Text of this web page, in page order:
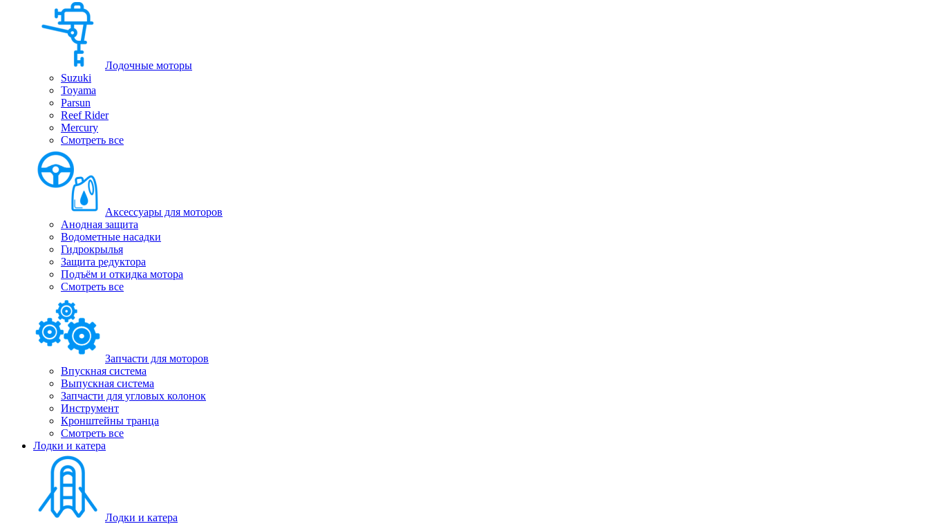
Лодочные моторы
Suzuki
Toyama
Parsun
Reef Rider
Mercury
Смотреть все
Аксессуары для моторов
Анодная защита
Водометные насадки
Гидрокрылья
Защита редуктора
Подъём и откидка мотора
Смотреть все
Запчасти для моторов
Впускная система
Выпускная система
Запчасти для угловых колонок
Инструмент
Кронштейны транца
Смотреть все
Лодки и катера
Лодки и катера